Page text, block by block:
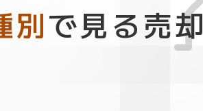
別で見る売却